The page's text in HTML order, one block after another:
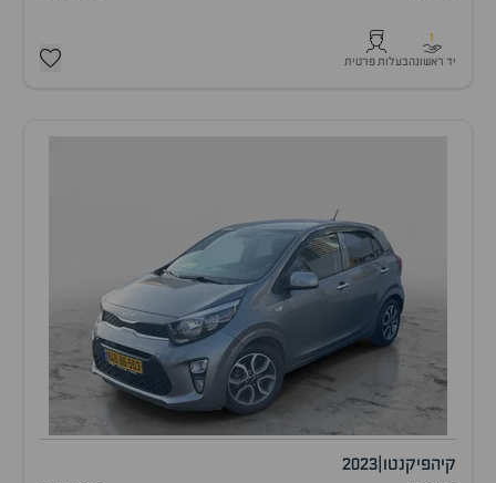
1
יד ראשונהבעלות פרטית
קיהפיקנטו 2023